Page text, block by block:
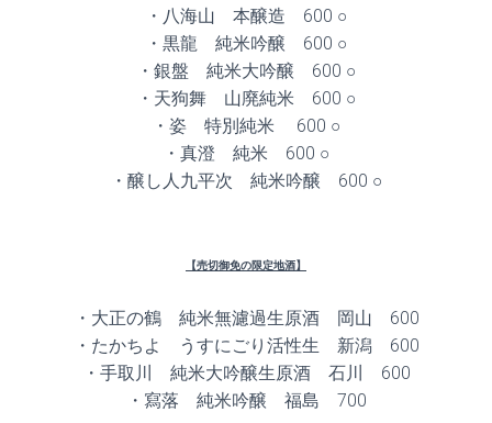
・八海山 本醸造 600 ○
・黒龍 純米吟醸 600 ○
・銀盤 純米大吟醸 600 ○
・天狗舞 山廃純米 600 ○
・姿 特別純米 600 ○
・真澄 純米 600 ○
・醸し人九平次 純米吟醸 600 ○
【売切御免の限定地酒】
・大正の鶴 純米無濾過生原酒 岡山 600
・たかちよ うすにごり活性生 新潟 600
・手取川 純米大吟醸生原酒 石川 600
・寫落 純米吟醸 福島 700